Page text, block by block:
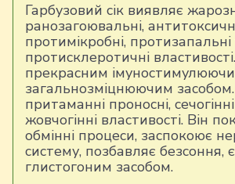
Гарбузовий сік виявляє
ранозагоювальні,
протимікробні, протизапальні
протисклеротичні
прекрасним
загальнозміцнюючим
притаманні проносні,
жовчогінні властивості. Він
обмінні процеси, заспокоює
систему, позбавляє безсоння,
глистогоним засобом.